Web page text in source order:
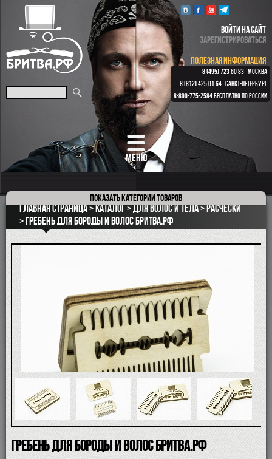
МЕНЮ
ВОЙТИ НА САЙТ
ЗАРЕГИСТРИРОВАТЬСЯ
ПОЛЕЗНАЯ ИНФОРМАЦИЯ
8 (495) 723 60 83 МОСКВА
8 (812) 425 01 64 САНКТ-ПЕТЕРБУРГ
8-800-775-2584 БЕСПЛАТНО ПО РОССИИ
Показатькатегории товаров
ПОДАРОЧНЫЕ НАБОРЫ
ОПАСНЫЕ БРИТВЫ
РЕМНИ
КЛАССИЧЕСКИЕ СТАНКИ
СОВРЕМЕННЫЕ БРИТВЫ
ФУТЛЯРЫ
ДЛЯ БРИТЬЯ
ПОСЛЕ БРИТЬЯ
ДЛЯ БОРОДЫ И УСОВ
ДЛЯ ВОЛОС И ТЕЛА
ПАРФЮМ
ЧАШКИ
КОСМЕТИЧКИ
АКСЕССУАРЫ
МАНИКЮРНЫЕ ИНСТРУМЕНТЫ
СКИДКА
Главная страница Каталог для волос и тела
Расчески
Гребень для бороды и волос Бритва.рф
Гребень для бороды и волос Бритва.рф